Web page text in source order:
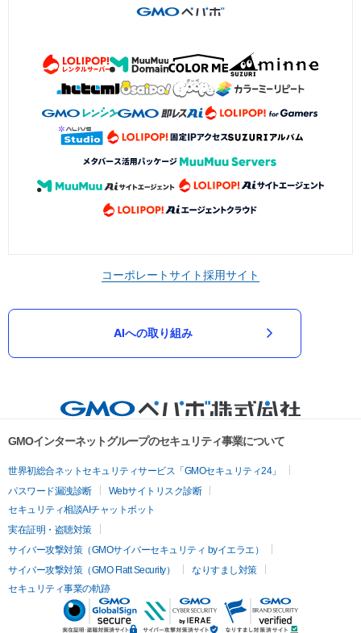
コーポレートサイト採用サイト
AIへの取り組み
GMOインターネットグループのセキュリティ事業について
世界初総合ネットセキュリティサービス「GMOセキュリティ24」
パスワード漏洩診断
Webサイトリスク診断
セキュリティ相談AIチャットボット
実在証明・盗聴対策
サイバー攻撃対策（GMOサイバーセキュリティ byイエラエ）
サイバー攻撃対策（GMO Flatt Security）
なりすまし対策
セキュリティ事業の軌跡